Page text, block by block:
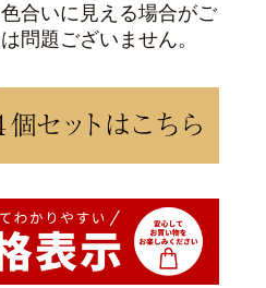
合いに見える場合がご
問題ございません。